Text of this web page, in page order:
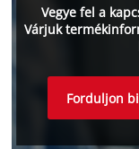
Vegye fel a
Várjuk
Forduljon